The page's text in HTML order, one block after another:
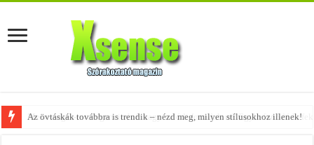
Az övtáskák továbbra is trendik – nézd meg, milyen stílusokhoz illenek!
A tökéletes táskák férfiaknak – fedezd fel az 5 legjobb fazont!